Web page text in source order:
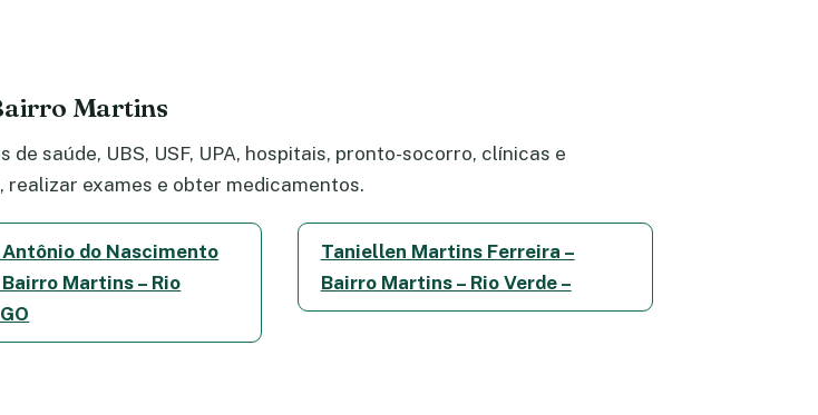
Martins
saúde, UBS, USF, UPA, hospitais, pronto-socorro, clínicas e
exames e obter medicamentos.
do Nascimento
Bairro Martins – Rio
Taniellen Martins Ferreira –
Bairro Martins – Rio Verde –